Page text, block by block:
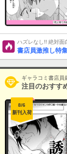
ハズレなし!! 絶対
書店員激推し特
ギャラコミ書店
注目のおすす
8/6
新刊入荷